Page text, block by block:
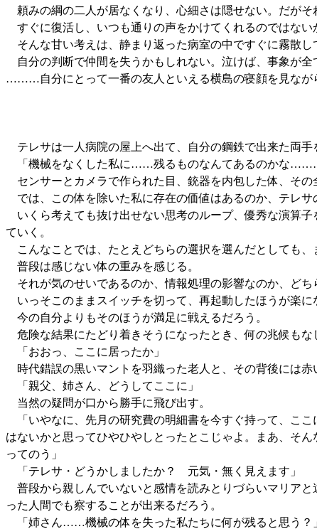
頼みの綱の二人が居なくなり、心細さは隠せない。だがそ
すぐに復活し、いつも通りの声をかけてくれるのではない
そんな甘い考えは、静まり返った病室の中ですぐに霧散し
自分の判断で仲間を失うかもしれない。泣けば、事象が全
………自分にとって一番の友人といえる横島の寝顔を見なが
テレサは一人病院の屋上へ出て、自分の鋼鉄で出来た両手
「機械をなくした私に……残るものなんてあるのかな
センサーとカメラで作られた目、銃器を内包した体、その
では、この体を除いた私に存在の価値はあるのか、テレサ
いくら考えても抜け出せない思考のループ、優秀な演算
ていく。
こんなことでは、たとえどちらの選択を選んだとしても、
普段は感じない体の重みを感じる。
それが気のせいであるのか、情報処理の影響なのか、どち
いっそこのままスイッチを切って、再起動したほうが楽に
今の自分よりもそのほうが満足に戦えるだろう。
危険な結果にたどり着きそうになったとき、何の兆候もな
「おおっ、ここに居ったか」
時代錯誤の黒いマントを羽織った老人と、その背後には赤
「親父、姉さん、どうしてここに」
当然の疑問が口から勝手に飛び出す。
「いやなに、先月の研究費の明細書を今すぐ持って、こ
はないかと思ってひやひやしとったとこじゃよ。まあ、そ
ってのう」
「テレサ・どうかしましたか？ 元気・無く見えます」
普段から親しんでいないと感情を読みとりづらいマリア
った人間でも察することが出来るだろう。
「姉さん……機械の体を失った私たちに何が残ると思う？